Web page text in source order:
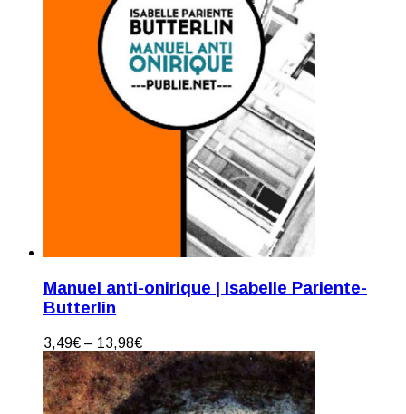
Manuel anti-onirique | Isabelle Pariente-
Butterlin
3,49€ – 13,98€